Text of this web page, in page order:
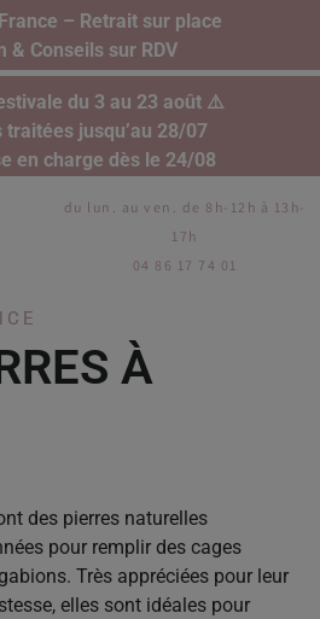
– Retrait sur place
& Conseils sur RDV
du 3 au 23 août ⚠️
traitées jusqu’au 28/07
en charge dès le 24/08
du lun. au ven. de 8h-12h à 13h-
17h
04 86 17 74 01
À
des pierres naturelles
pour remplir des cages
Très appréciées pour leur
elles sont idéales pour